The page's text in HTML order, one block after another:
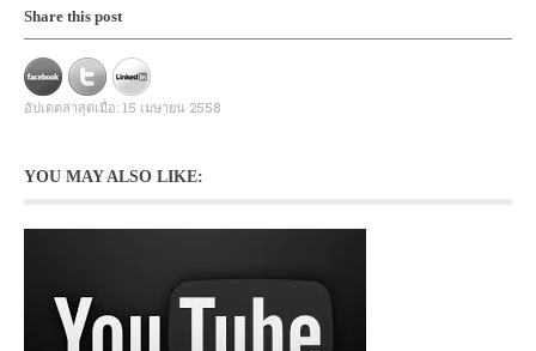
Share this post
อัปเดตล่าสุดเมื่อ: 15 เมษายน 2558
YOU MAY ALSO LIKE: